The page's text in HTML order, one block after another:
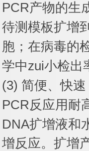
PCR产物的生
待测模板扩增
胞；在病毒的
学中zui小检出
(3) 简便、快速
PCR反应用耐
DNA扩增液和
增反应。扩增